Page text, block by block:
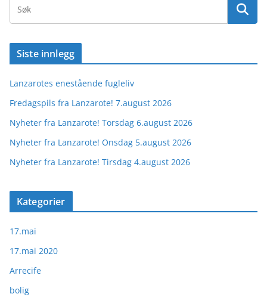
Siste innlegg
Lanzarotes enestående fugleliv
Fredagspils fra Lanzarote! 7.august 2026
Nyheter fra Lanzarote! Torsdag 6.august 2026
Nyheter fra Lanzarote! Onsdag 5.august 2026
Nyheter fra Lanzarote! Tirsdag 4.august 2026
Kategorier
17.mai
17.mai 2020
Arrecife
bolig